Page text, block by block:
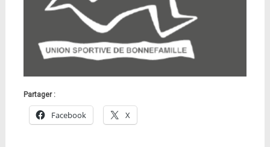
Partager :
Facebook X